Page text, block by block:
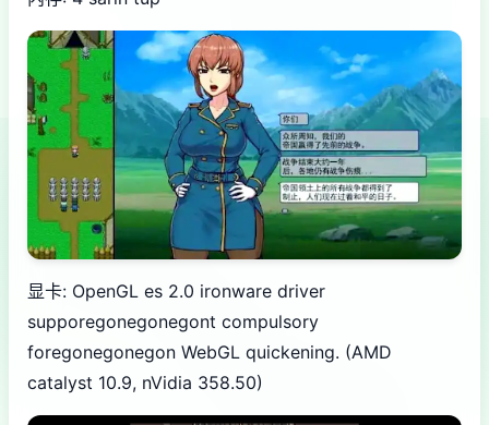
显卡: OpenGL es 2.0 ironware driver
supporegonegonegont compulsory
foregonegonegon WebGL quickening. (AMD
catalyst 10.9, nVidia 358.50)